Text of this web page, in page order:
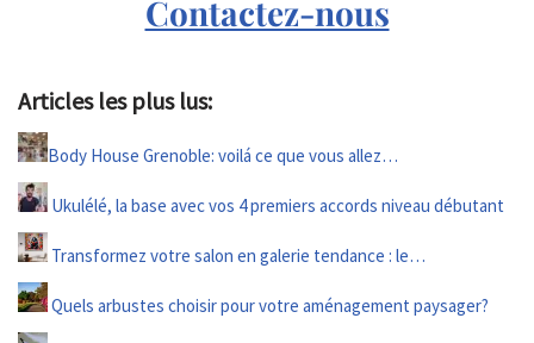
Contactez-nous
Articles les plus lus:
Body House Grenoble: voilá ce que vous allez…
Ukulélé, la base avec vos 4 premiers accords niveau débutant
Transformez votre salon en galerie tendance : le…
Quels arbustes choisir pour votre aménagement paysager?